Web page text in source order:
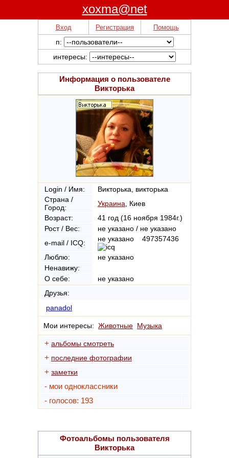
xoxma@net
Вход Регистрация Помощь
п:
интересы:
Информация о пользователе
Викторька
Login / Имя:
Викторька, викторька
Страна /
Город:
Украина , Киев
Возраст:
41 год (16 ноября 1984г.)
Рост / Вес:
не указано / не указано
e-mail / ICQ:
не указано 497357436
Люблю:
не указано
Ненавижу:
О себе:
не указано
Друзья:
panadol
Мои интересы: Животные Музыка
+ альбомы смотреть
+ последние фотографии
+ заметки
- мои одноклассники
- голосов: 193
Фотоальбомы пользователя
Викторька